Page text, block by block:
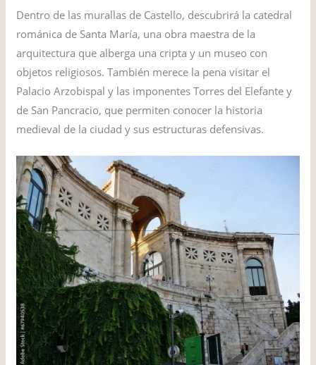
Dentro de las murallas de Castello, descubrirá la catedral
románica de Santa María, una obra maestra de la
arquitectura que alberga una cripta y un museo con
objetos religiosos. También merece la pena visitar el
Palacio Arzobispal y las imponentes Torres del Elefante y
de San Pancracio, que permiten conocer la historia
medieval de la ciudad y sus estructuras defensivas.